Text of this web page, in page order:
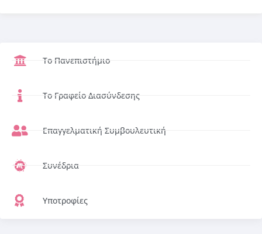
Το Πανεπιστήμιο
Το Γραφείο Διασύνδεσης
Επαγγελματική Συμβουλευτική
Συνέδρια
Υποτροφίες